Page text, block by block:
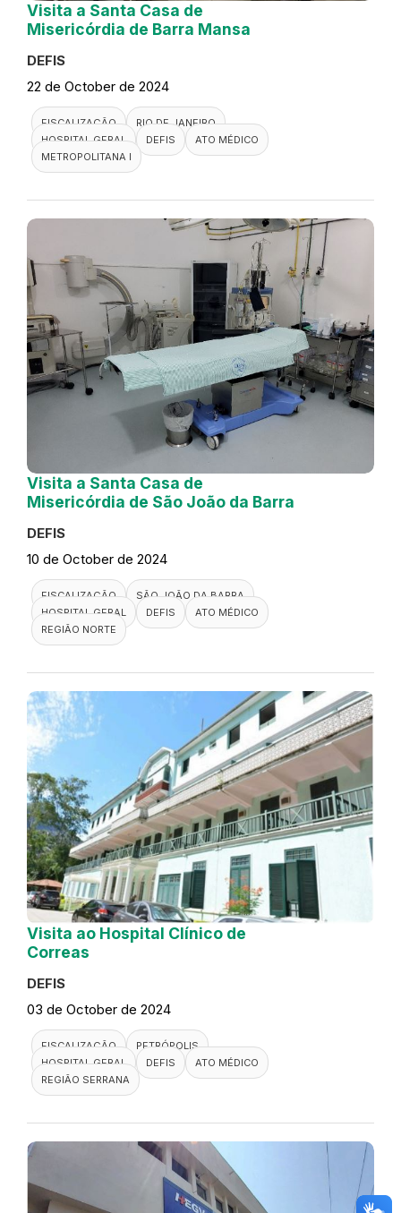
Visita a Santa Casa de
Misericórdia de Barra Mansa
DEFIS
22 de October de 2024
FISCALIZAÇÃO
RIO DE JANEIRO
HOSPITAL GERAL
DEFIS
ATO MÉDICO
METROPOLITANA I
Visita a Santa Casa de
Misericórdia de São João da Barra
DEFIS
10 de October de 2024
FISCALIZAÇÃO
SÃO JOÃO DA BARRA
HOSPITAL GERAL
DEFIS
ATO MÉDICO
REGIÃO NORTE
Visita ao Hospital Clínico de
Correas
DEFIS
03 de October de 2024
FISCALIZAÇÃO
PETRÓPOLIS
HOSPITAL GERAL
DEFIS
ATO MÉDICO
REGIÃO SERRANA